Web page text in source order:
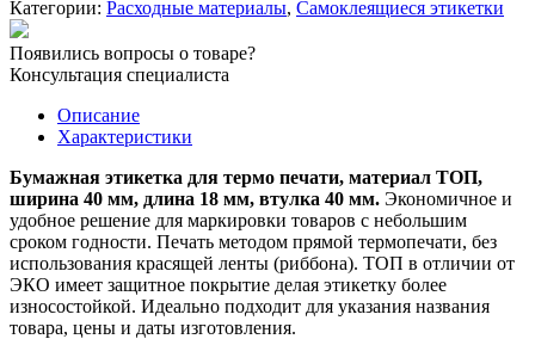
40х18
мм/2000
шт.
вт
Категории: Расходные материалы, Самоклеящиеся этикетки
Появились вопросы о товаре?
Консультация специалиста
Описание
Характеристики
Бумажная этикетка для термо печати, материал ТОП,
ширина 40 мм, длина 18 мм, втулка 40 мм. Экономичное и
удобное решение для маркировки товаров с небольшим
сроком годности. Печать методом прямой термопечати, без
использования красящей ленты (риббона). ТОП в отличии от
ЭКО имеет защитное покрытие делая этикетку более
износостойкой. Идеально подходит для указания названия
товара, цены и даты изготовления.